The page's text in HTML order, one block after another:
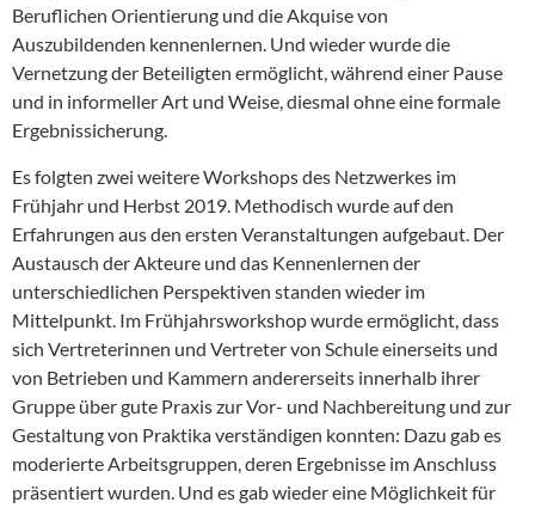
Beruflichen Orientierung und die Akquise von
Auszubildenden kennenlernen. Und wieder wurde die
Vernetzung der Beteiligten ermöglicht, während einer Pause
und in informeller Art und Weise, diesmal ohne eine formale
Ergebnissicherung.
Es folgten zwei weitere Workshops des Netzwerkes im
Frühjahr und Herbst 2019. Methodisch wurde auf den
Erfahrungen aus den ersten Veranstaltungen aufgebaut. Der
Austausch der Akteure und das Kennenlernen der
unterschiedlichen Perspektiven standen wieder im
Mittelpunkt. Im Frühjahrsworkshop wurde ermöglicht, dass
sich Vertreterinnen und Vertreter von Schule einerseits und
von Betrieben und Kammern andererseits innerhalb ihrer
Gruppe über gute Praxis zur Vor- und Nachbereitung und zur
Gestaltung von Praktika verständigen konnten: Dazu gab es
moderierte Arbeitsgruppen, deren Ergebnisse im Anschluss
präsentiert wurden. Und es gab wieder eine Möglichkeit für